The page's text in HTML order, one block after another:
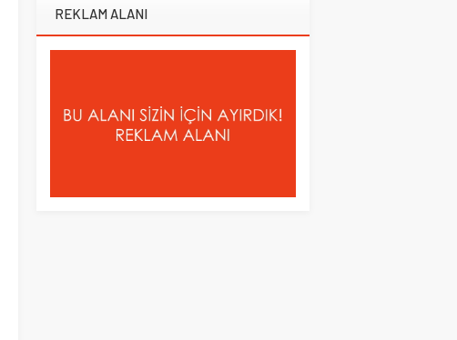
REKLAM ALANI